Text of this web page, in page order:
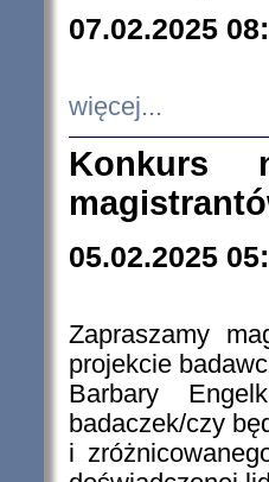
07.02.2025
więcej...
Konkurs
05.02.2025
Zapraszamy
projekcie
Barbary
badaczek/czy
i